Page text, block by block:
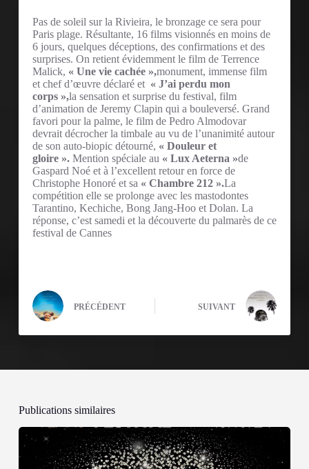
Pas de soleil sur la Rivieira, le bronzage ce sera pour
Paris plage. Résultante, 16 films visionnés en moins de
6 jours, quelques déceptions, des confirmations et des
surprises. On retient évidemment le film de Terrence
Malick, « Une vie cachée »,monument, immense film
et chef d’œuvre déclaré et « J’ai perdu mon
corps »,la sensation et surprise du festival, film
d’animation de Jeremy Clapin qui a bouleversé. Grand
favori pour la palme, le film de Pedro Almodovar
devrait décrocher la timbale au vu de l’unanimité autour
de son auto-biopic détourné, « Douleur et
gloire ». Mention spéciale au « Lux Aeterna »de
Gaspard Noé et à l’excellent retour en force de
Christophe Honoré et sa « Chambre 212 ».La
compétition elle se prolonge avec les mastodontes
Tarantino, Kechiche, Bong Jang-Hoo et Dolan. La
réponse, c’est samedi et la découverte du palmarès de ce
festival de Cannes
PRÉCÉDENT SUIVANT
Publications similaires